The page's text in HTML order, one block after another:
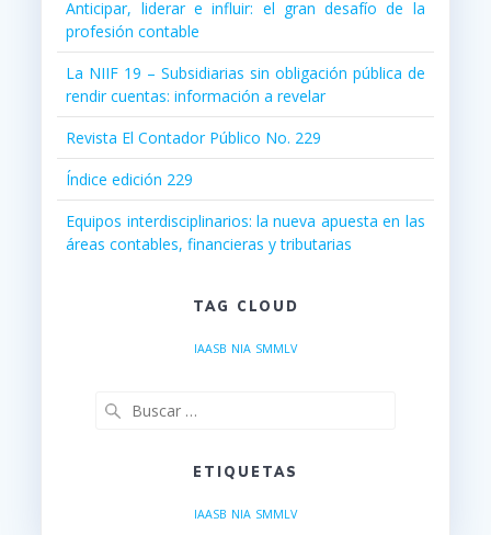
Anticipar, liderar e influir: el gran desafío de la
profesión contable
La NIIF 19 – Subsidiarias sin obligación pública de
rendir cuentas: información a revelar
Revista El Contador Público No. 229
Índice edición 229
Equipos interdisciplinarios: la nueva apuesta en las
áreas contables, financieras y tributarias
TAG CLOUD
IAASB NIA SMMLV
ETIQUETAS
IAASB NIA SMMLV